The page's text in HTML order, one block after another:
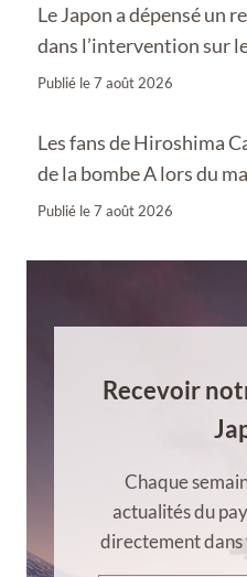
Le Japon a dépensé un
dans l’intervention sur
Publié le7 août 2026
Les fans de Hiroshima
de la bombe A lors du
Publié le7 août 2026
Recevoir
Chaque
actualités du
directement